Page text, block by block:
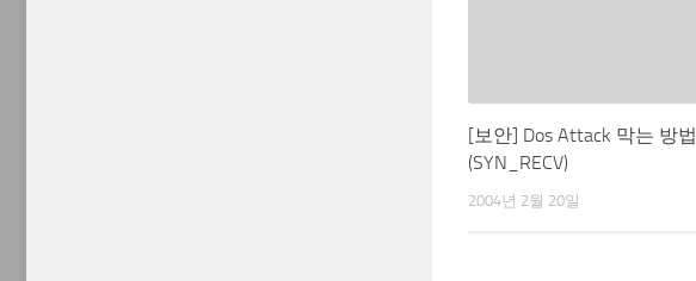
[보안] Dos Attack 막는 방법
(SYN_RECV)
2004년 2월 20일